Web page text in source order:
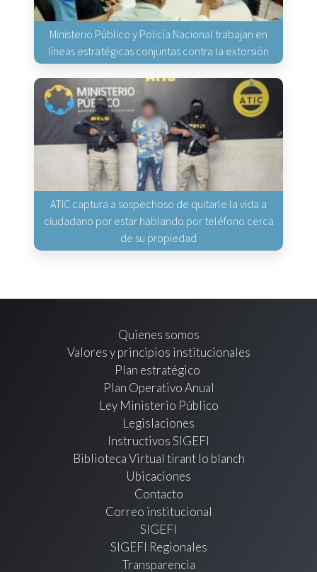
Ministerio Público y Policía Nacional trabajan en
líneas estratégicas conjuntas contra la extorsión
ATIC captura a sospechoso de quitarle la vida a
ciudadano por estar hablando por teléfono cerca
de su propiedad
Quienes somos
Valores y principios institucionales
Plan estratégico
Plan Operativo Anual
Ley Ministerio Público
Legislaciones
Instructivos SIGEFI
Biblioteca Virtual tirant lo blanch
Ubicaciones
Contacto
Correo institucional
SIGEFI
SIGEFI Regionales
Transparencia